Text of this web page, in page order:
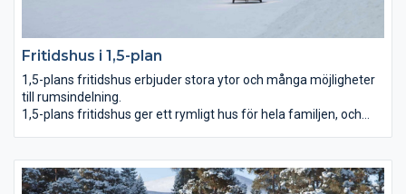
Fritidshus i 1,5-plan
1,5-plans fritidshus erbjuder stora ytor och många möjligheter
till rumsindelning.
1,5-plans fritidshus ger ett rymligt hus för hela familjen, och